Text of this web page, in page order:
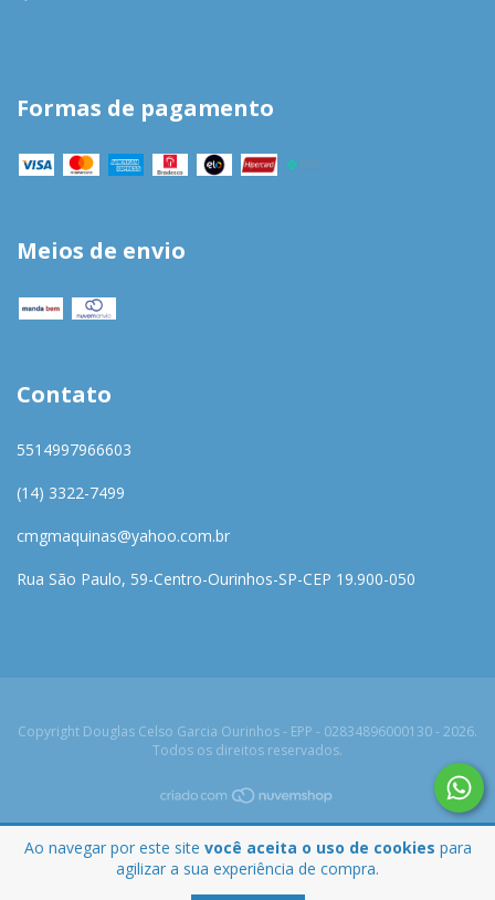
Ao navegar por este site você aceita o uso de cookies para
agilizar a sua experiência de compra.
Formas de pagamento
Meios de envio
Contato
5514997966603
(14) 3322-7499
cmgmaquinas@yahoo.com.br
Rua São Paulo, 59-Centro-Ourinhos-SP-CEP 19.900-050
Copyright Douglas Celso Garcia Ourinhos - EPP - 02834896000130 - 2026.
Todos os direitos reservados.